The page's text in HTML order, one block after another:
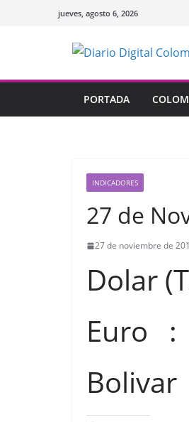
jueves, agosto 6, 2026
PORTADA
INDICADORES
27 de
27 de noviembre de
Dolar